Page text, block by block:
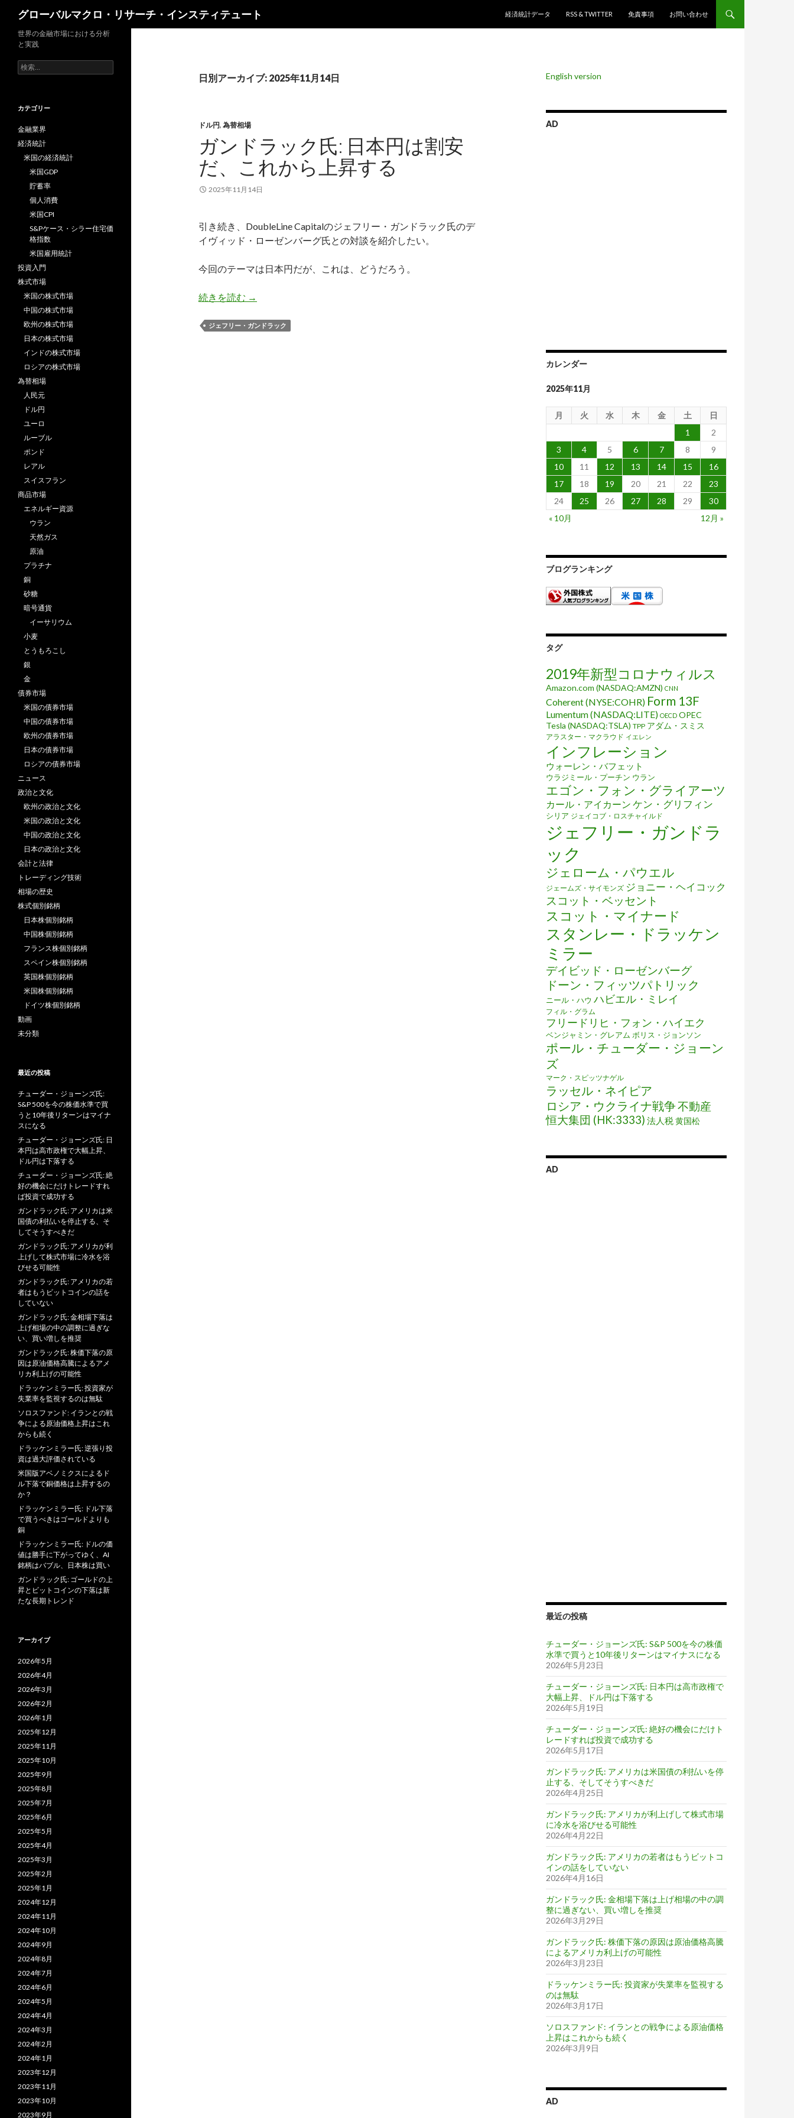
グローバルマクロ・リサーチ・インスティテュート
経済統計データ
RSS & TWITTER 免責事項 お問い合わせ
日別アーカイブ: 2025年11月14日
ドル円, 為替相場
ガンドラック氏: 日本円は割安
だ、これから上昇する
2025年11月14日
引き続き、DoubleLine Capitalのジェフリー・ガンドラック氏のデ
イヴィッド・ローゼンバーグ氏との対談を紹介したい。
今回のテーマは日本円だが、これは、どうだろう。
続きを読む ガンドラック氏: 日本円は割安だ、これから上昇する
→
ジェフリー・ガンドラック
English version
AD
カレンダー
2025年11月
月 火 水 木 金 土
日
1
2
3
4 5 6 7 8
9
10
11 12 13 14 15
16
17
18 19 20 21 22
23
24
25 26 27 28 29
30
« 10月
12月 »
ブログランキング
タグ
2019年新型コロナウィルス
Amazon.com (NASDAQ:AMZN) CNN
Coherent (NYSE:COHR) Form 13F
Lumentum (NASDAQ:LITE) OECD OPEC
Tesla (NASDAQ:TSLA) TPP アダム・スミス
アラスター・マクラウド イエレン
インフレーション
ウォーレン・バフェット
ウラジミール・プーチン ウラン
エゴン・フォン・グライアーツ
カール・アイカーン ケン・グリフィン
シリア ジェイコブ・ロスチャイルド
ジェフリー・ガンドラ
ック
ジェローム・パウエル
ジェームズ・サイモンズ ジョニー・ヘイコック
スコット・ベッセント
スコット・マイナード
スタンレー・ドラッケン
ミラー
デイビッド・ローゼンバーグ
ドーン・フィッツパトリック
ニール・ハウ ハビエル・ミレイ
フィル・グラム
フリードリヒ・フォン・ハイエク
ベンジャミン・グレアム ボリス・ジョンソン
ポール・チューダー・ジョーン
ズ
マーク・スピッツナゲル
ラッセル・ネイピア
ロシア・ウクライナ戦争不動産
恒大集団 (HK:3333) 法人税黄国松
AD
最近の投稿
チューダー・ジョーンズ氏: S&P 500を今の株価
水準で買うと10年後リターンはマイナスになる
2026年5月23日
チューダー・ジョーンズ氏: 日本円は高市政権で
大幅上昇、ドル円は下落する
2026年5月19日
チューダー・ジョーンズ氏: 絶好の機会にだけト
レードすれば投資で成功する
2026年5月17日
ガンドラック氏: アメリカは米国債の利払いを停
止する、そしてそうすべきだ
2026年4月25日
ガンドラック氏: アメリカが利上げして株式市場
に冷水を浴びせる可能性
2026年4月22日
ガンドラック氏: アメリカの若者はもうビットコ
インの話をしていない
2026年4月16日
ガンドラック氏: 金相場下落は上げ相場の中の調
整に過ぎない、買い増しを推奨
2026年3月29日
ガンドラック氏: 株価下落の原因は原油価格高騰
によるアメリカ利上げの可能性
2026年3月23日
ドラッケンミラー氏: 投資家が失業率を監視する
のは無駄
2026年3月17日
ソロスファンド: イランとの戦争による原油価格
上昇はこれからも続く
2026年3月9日
AD
世界の金融市場における分析
と実践
検
索:
カテゴリー
金融業界
経済統計
米国の経済統計
米国GDP
貯蓄率
個人消費
米国CPI
S&Pケース・シラー住宅価
格指数
米国雇用統計
投資入門
株式市場
米国の株式市場
中国の株式市場
欧州の株式市場
日本の株式市場
インドの株式市場
ロシアの株式市場
為替相場
人民元
ドル円
ユーロ
ルーブル
ポンド
レアル
スイスフラン
商品市場
エネルギー資源
ウラン
天然ガス
原油
プラチナ
銅
砂糖
暗号通貨
イーサリウム
小麦
とうもろこし
銀
金
債券市場
米国の債券市場
中国の債券市場
欧州の債券市場
日本の債券市場
ロシアの債券市場
ニュース
政治と文化
欧州の政治と文化
米国の政治と文化
中国の政治と文化
日本の政治と文化
会計と法律
トレーディング技術
相場の歴史
株式個別銘柄
日本株個別銘柄
中国株個別銘柄
フランス株個別銘柄
スペイン株個別銘柄
英国株個別銘柄
米国株個別銘柄
ドイツ株個別銘柄
動画
未分類
最近の投稿
チューダー・ジョーンズ氏:
S&P 500を今の株価水準で買
うと10年後リターンはマイナ
スになる
チューダー・ジョーンズ氏: 日
本円は高市政権で大幅上昇、
ドル円は下落する
チューダー・ジョーンズ氏: 絶
好の機会にだけトレードすれ
ば投資で成功する
ガンドラック氏: アメリカは米
国債の利払いを停止する、そ
してそうすべきだ
ガンドラック氏: アメリカが利
上げして株式市場に冷水を浴
びせる可能性
ガンドラック氏: アメリカの若
者はもうビットコインの話を
していない
ガンドラック氏: 金相場下落は
上げ相場の中の調整に過ぎな
い、買い増しを推奨
ガンドラック氏: 株価下落の原
因は原油価格高騰によるアメ
リカ利上げの可能性
ドラッケンミラー氏: 投資家が
失業率を監視するのは無駄
ソロスファンド: イランとの戦
争による原油価格上昇はこれ
からも続く
ドラッケンミラー氏: 逆張り投
資は過大評価されている
米国版アベノミクスによるド
ル下落で銅価格は上昇するの
か？
ドラッケンミラー氏: ドル下落
で買うべきはゴールドよりも
銅
ドラッケンミラー氏: ドルの価
値は勝手に下がってゆく、AI
銘柄はバブル、日本株は買い
ガンドラック氏: ゴールドの上
昇とビットコインの下落は新
たな長期トレンド
アーカイブ
2026年5月
2026年4月
2026年3月
2026年2月
2026年1月
2025年12月
2025年11月
2025年10月
2025年9月
2025年8月
2025年7月
2025年6月
2025年5月
2025年4月
2025年3月
2025年2月
2025年1月
2024年12月
2024年11月
2024年10月
2024年9月
2024年8月
2024年7月
2024年6月
2024年5月
2024年4月
2024年3月
2024年2月
2024年1月
2023年12月
2023年11月
2023年10月
2023年9月